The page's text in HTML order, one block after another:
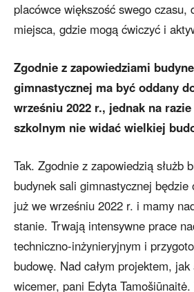
placówce większość swego czasu,
miejsca, gdzie mogą ćwiczyć i
Zgodnie z zapowiedziami
gimnastycznej ma być oddany
wrześniu 2022 r., jednak na
szkolnym nie widać wielkiej
Tak. Zgodnie z zapowiedzią służb
budynek sali gimnastycznej będzie
już we wrześniu 2022 r. i mamy
stanie. Trwają intensywne prace
techniczno-inżynieryjnym i
budowę. Nad całym projektem,
wicemer, pani Edyta